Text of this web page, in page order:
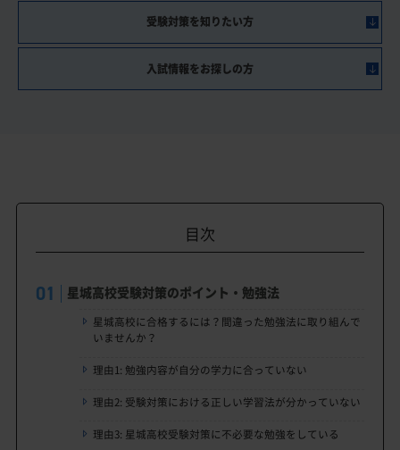
受験対策を知りたい方
入試情報をお探しの方
目次
星城高校受験対策のポイント・勉強法
星城高校に合格するには？間違った勉強法に取り組んで
いませんか？
理由1: 勉強内容が自分の学力に合っていない
理由2: 受験対策における正しい学習法が分かっていない
理由3: 星城高校受験対策に不必要な勉強をしている